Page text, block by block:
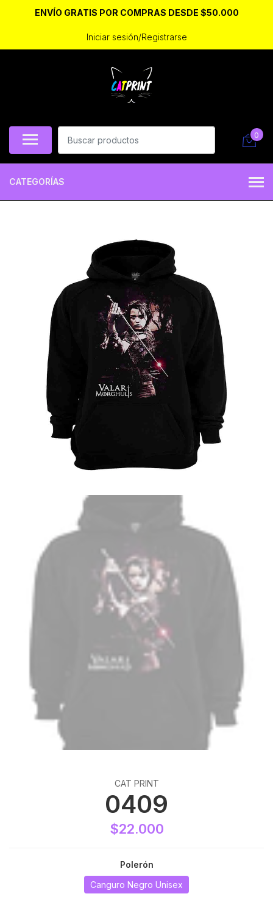
ENVÍO GRATIS POR COMPRAS DESDE $50.000
Iniciar sesión/Registrarse
0
CATEGORÍAS
CAT PRINT
0409
$22.000
Polerón
Canguro Negro Unisex